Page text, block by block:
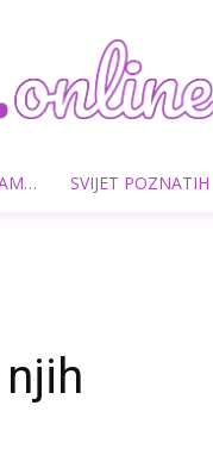
SVIJET POZNATIH